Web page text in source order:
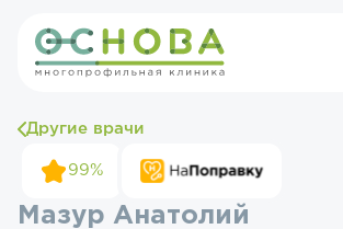
Другие врачи
99%
Мазур Анатолий